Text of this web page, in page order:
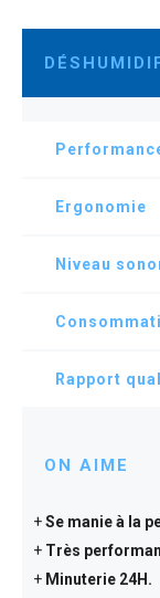
Ergonomie
Niveau
Rapport
ON AIME
Se manie à la
Très
Minuterie 24H.